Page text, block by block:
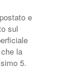
e
sul
la
5.